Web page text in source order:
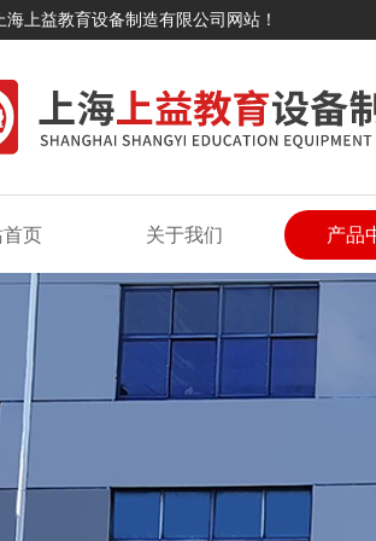
海上益教育设备制造有限公司网站！
首页 关于我们 产品